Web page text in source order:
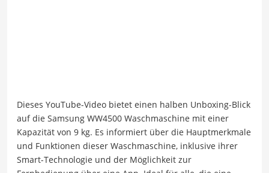
Dieses YouTube-Video bietet einen halben Unboxing-Blick
auf die Samsung WW4500 Waschmaschine mit einer
Kapazität von 9 kg. Es informiert über die Hauptmerkmale
und Funktionen dieser Waschmaschine, inklusive ihrer
Smart-Technologie und der Möglichkeit zur